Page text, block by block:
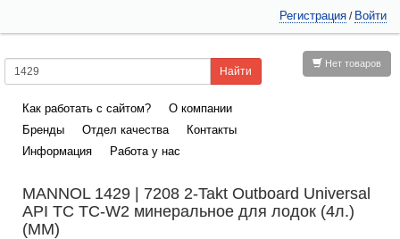
Регистрация / Войти
Нет товаров
Как работать с сайтом?
О компании
Бренды
Отдел качества
Контакты
Информация
Работа у нас
MANNOL 1429 | 7208 2-Takt Outboard Universal
API TС TC-W2 минеральное для лодок (4л.)
(ММ)